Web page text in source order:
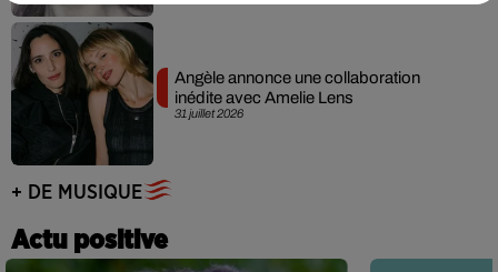
31 juillet 2026
Angèle annonce une collaboration
inédite avec Amelie Lens
+ DE MUSIQUE
Actu positive